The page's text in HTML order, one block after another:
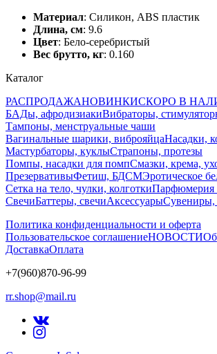
Материал: Силикон, ABS пластик
Длина, см: 9.6
Цвет: Бело-серебристый
Вес брутто, кг: 0.160
Каталог
РАСПРОДАЖАНОВИНКИСКОРО В
БАДы, афродизиакиВибраторы,
Тампоны, менструальные чаши
Вагинальные шарики, виброяйцаНасадки,
Мастурбаторы, куклыСтрапоны, протезы
Помпы, насадки для помпСмазки, крема,
ПрезервативыФетиш, БДСМЭротическое
Сетка на тело, чулки, колготкиПарфюмерия
СвечиБаттеры, свечиАксессуарыСувениры,
Политика конфиденциальности и оферта
Пользовательское соглашениеНОВОСТИ
ДоставкаОплата
+7(960)870-96-99
rr.shop@mail.ru